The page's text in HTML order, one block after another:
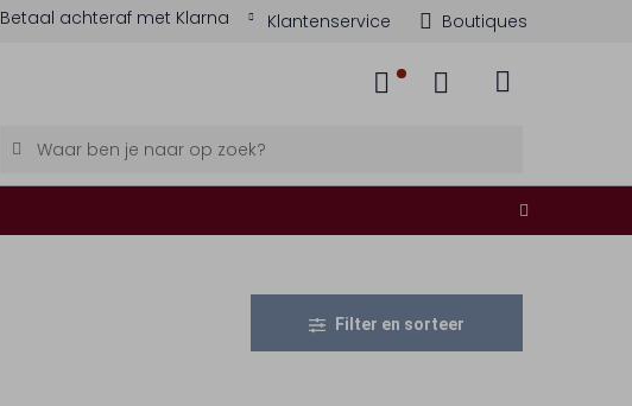
Betaal achteraf met Klarna Klantenservice Boutiques
Filter en sorteer